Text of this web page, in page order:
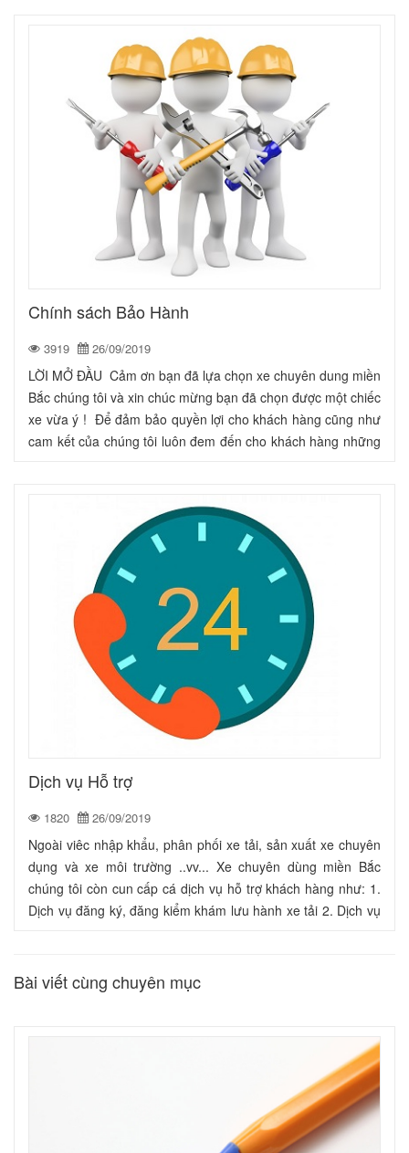
Chính sách Bảo Hành
3919 26/09/2019
LỜI MỞ ĐẦU Cảm ơn bạn đã lựa chọn xe chuyên dung miền
Bắc chúng tôi và xin chúc mừng bạn đã chọn được một chiếc
xe vừa ý ! Để đảm bảo quyền lợi cho khách hàng cũng như
cam kết của chúng tôi luôn đem đến cho khách hàng những
Dịch vụ Hỗ trợ
1820 26/09/2019
Ngoài viêc nhập khẩu, phân phối xe tải, sản xuất xe chuyên
dụng và xe môi trường ..vv... Xe chuyên dùng miền Bắc
chúng tôi còn cun cấp cá dịch vụ hỗ trợ khách hàng như: 1.
Dịch vụ đăng ký, đăng kiểm khám lưu hành xe tải 2. Dịch vụ
Bài viết cùng chuyên mục